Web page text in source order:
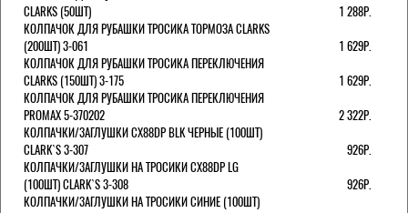
CLARKS (50ШТ)
1 288Р.
КОЛПАЧОК ДЛЯ РУБАШКИ ТРОСИКА ТОРМОЗА CLARKS
(200ШТ) 3-061
1 629Р.
КОЛПАЧОК ДЛЯ РУБАШКИ ТРОСИКА ПЕРЕКЛЮЧЕНИЯ
CLARKS (150ШТ) 3-175
1 629Р.
КОЛПАЧОК ДЛЯ РУБАШКИ ТРОСИКА ПЕРЕКЛЮЧЕНИЯ
PROMAX 5-370202
2 322Р.
КОЛПАЧКИ/3АГЛУШКИ CX88DP BLK ЧЕРНЫЕ (100ШТ)
CLARK`S 3-307
926Р.
КОЛПАЧКИ/3АГЛУШКИ НА ТРОСИКИ CX88DP LG
(100ШТ) CLARK`S 3-308
926Р.
КОЛПАЧКИ/3АГЛУШКИ НА ТРОСИКИ СИНИЕ (100ШТ)